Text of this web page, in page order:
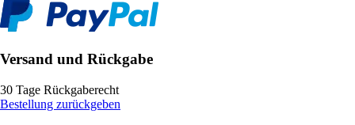
Versand und Rückgabe
30 Tage Rückgaberecht
Bestellung zurückgeben